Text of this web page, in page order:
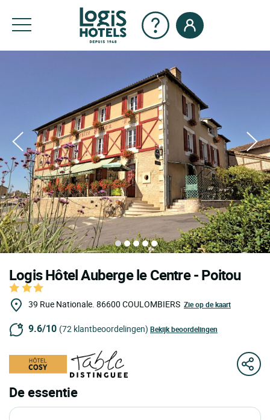
Logis Hôtel Auberge le Centre - Poitou
39 Rue Nationale. 86600 COULOMBIERS Zie op de kaart
9.6/10 (72 klantbeoordelingen) Bekijk beoordelingen
De essentie